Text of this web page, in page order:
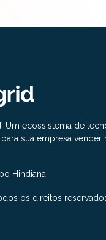
Um ecossistema de
sua empresa vender
Hindiana.
os direitos